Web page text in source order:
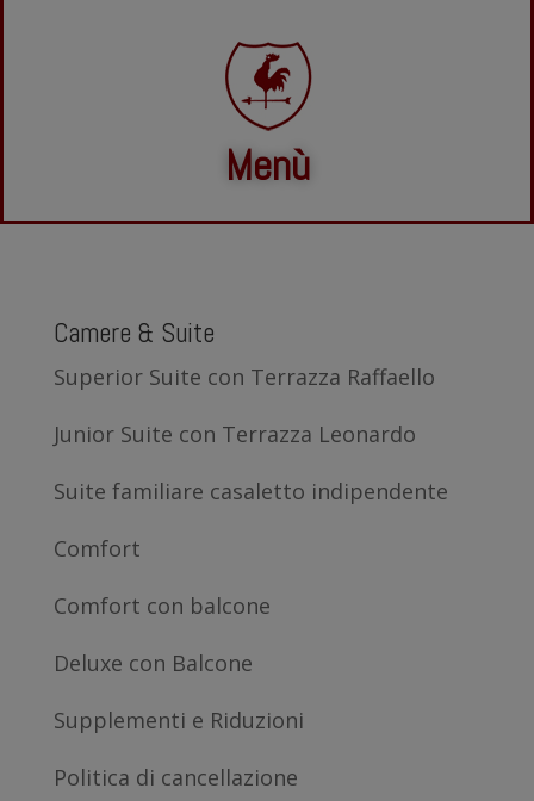
Menù
Camere & Suite
Superior Suite con Terrazza Raffaello
Junior Suite con Terrazza Leonardo
Suite familiare casaletto indipendente
Comfort
Comfort con balcone
Deluxe con Balcone
Supplementi e Riduzioni
Politica di cancellazione